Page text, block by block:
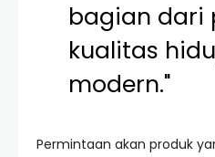
bagian dari
kualitas
modern."
Permintaan akan produk